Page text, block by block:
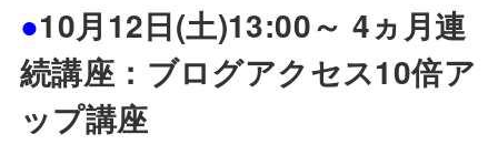
●10月12日(土)13:00～ 4ヵ月連
続講座：ブログアクセス10倍ア
ップ講座